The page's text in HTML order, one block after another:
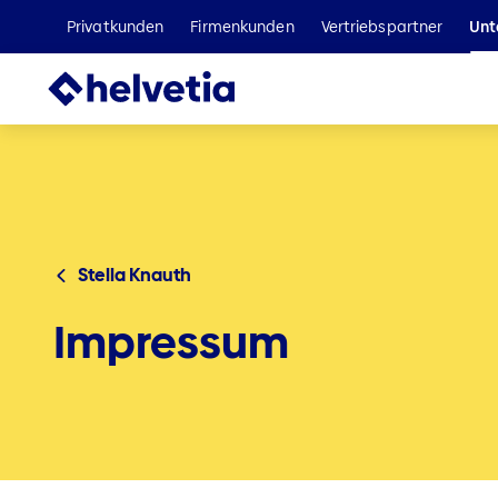
Privatkunden Firmenkunden Vertriebspartner
Stella Knauth
Impressum